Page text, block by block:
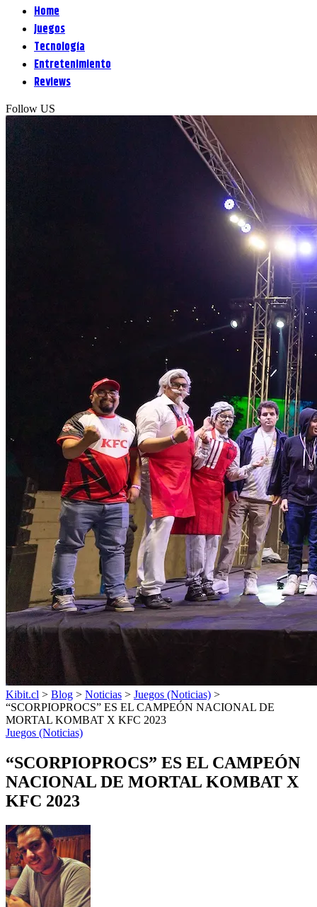
Home
Juegos
Tecnología
Entretenimiento
Reviews
Follow US
Kibit.cl > Blog > Noticias > Juegos (Noticias) >
“SCORPIOPROCS” ES EL CAMPEÓN NACIONAL DE
MORTAL KOMBAT X KFC 2023
Juegos (Noticias)
“SCORPIOPROCS” ES EL CAMPEÓN
NACIONAL DE MORTAL KOMBAT X
KFC 2023